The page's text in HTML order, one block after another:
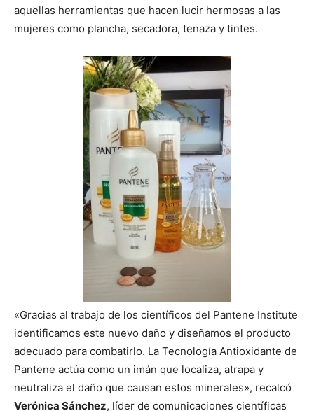
aquellas herramientas que hacen lucir hermosas a las
mujeres como plancha, secadora, tenaza y tintes.
«Gracias al trabajo de los científicos del Pantene Institute
identificamos este nuevo daño y diseñamos el producto
adecuado para combatirlo. La Tecnología Antioxidante de
Pantene actúa como un imán que localiza, atrapa y
neutraliza el daño que causan estos minerales», recalcó
Verónica Sánchez, líder de comunicaciones científicas